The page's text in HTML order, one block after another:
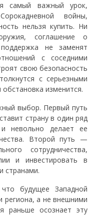
самый важный урок,
войны,
нельзя купить. Ни
соглашение о
не заменят
с соседними
свою безопасность
с серьезными
изменится.
выбор. Первый путь
страну в один ряд
невольно делает ее
Второй путь —
сотрудничества,
и инвестировать в
странами.
будущее Западной
региона, а не внешними
раньше осознает эту